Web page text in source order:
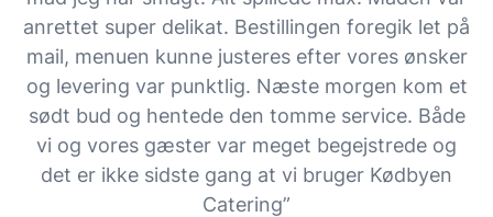
anrettet super delikat. Bestillingen foregik let på
mail, menuen kunne justeres efter vores ønsker
og levering var punktlig. Næste morgen kom et
sødt bud og hentede den tomme service. Både
vi og vores gæster var meget begejstrede og
det er ikke sidste gang at vi bruger Kødbyen
Catering”